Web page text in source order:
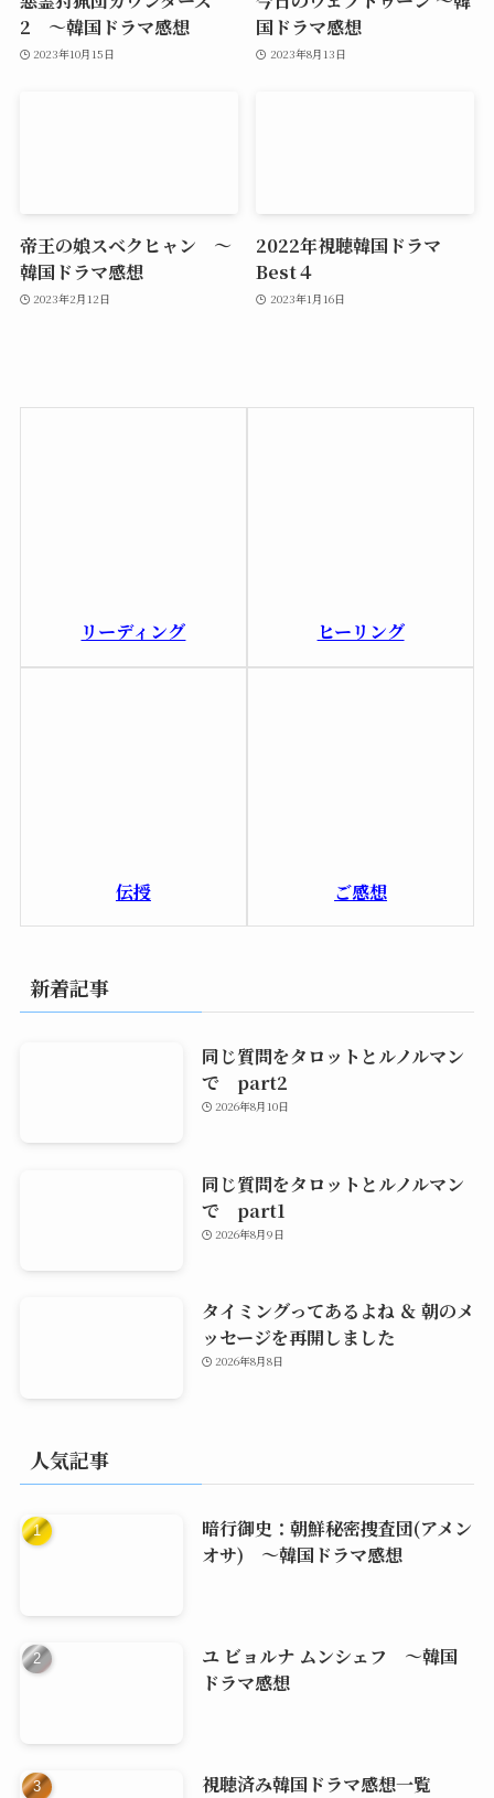
2 ～韓国ドラマ感想
2023年10月15日
国ドラマ感想
2023年8月13日
帝王の娘スベクヒャン ～
韓国ドラマ感想
2023年2月12日
2022年視聴韓国ドラマ
Best４
2023年1月16日
リーディング ヒーリング
伝授 ご感想
新着記事
同じ質問をタロットとルノルマン
で part2
2026年8月10日
同じ質問をタロットとルノルマン
で part1
2026年8月9日
タイミングってあるよね ＆ 朝のメ
ッセージを再開しました
2026年8月8日
人気記事
暗行御史：朝鮮秘密捜査団(アメン
オサ) ～韓国ドラマ感想
ユ ビョルナ ムンシェフ ～韓国
ドラマ感想
視聴済み韓国ドラマ感想一覧